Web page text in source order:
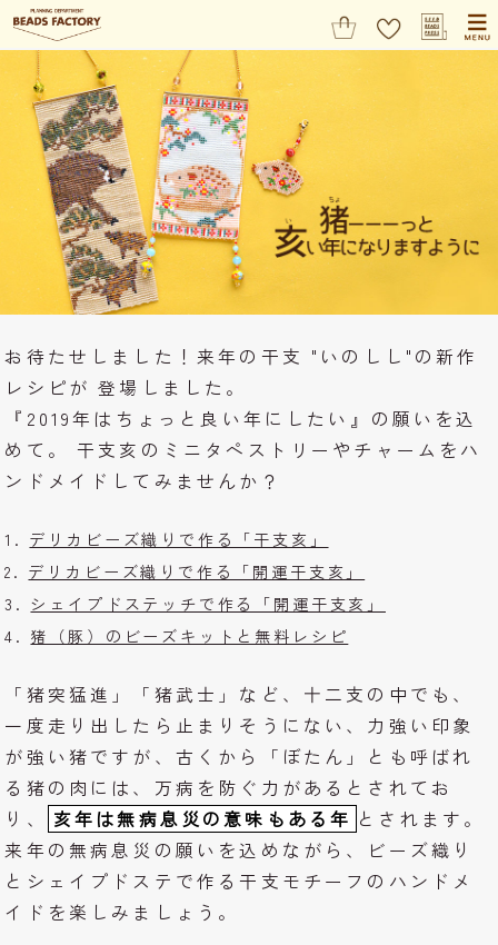
お待たせしました！来年の干支 "いのしし"の新作
レシピが 登場しました。
『2019年はちょっと良い年にしたい』の願いを込
めて。 干支亥のミニタペストリーやチャームをハ
ンドメイドしてみませんか？
デリカビーズ織りで作る「干支亥」
デリカビーズ織りで作る「開運干支亥」
シェイプドステッチで作る「開運干支亥」
猪（豚）のビーズキットと無料レシピ
「猪突猛進」「猪武士」など、十二支の中でも、
一度走り出したら止まりそうにない、力強い印象
が強い猪ですが、古くから「ぼたん」とも呼ばれ
る猪の肉には、万病を防ぐ力があるとされてお
り、
亥年は無病息災の意味もある年 とされます。
来年の無病息災の願いを込めながら、ビーズ織り
とシェイプドステで作る干支モチーフのハンドメ
イドを楽しみましょう。